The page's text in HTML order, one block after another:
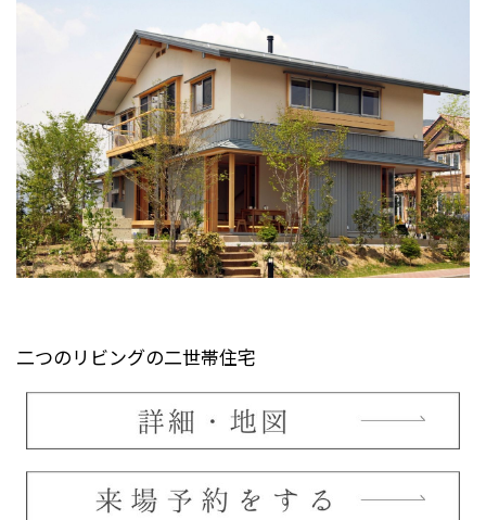
二つのリビングの二世帯住宅